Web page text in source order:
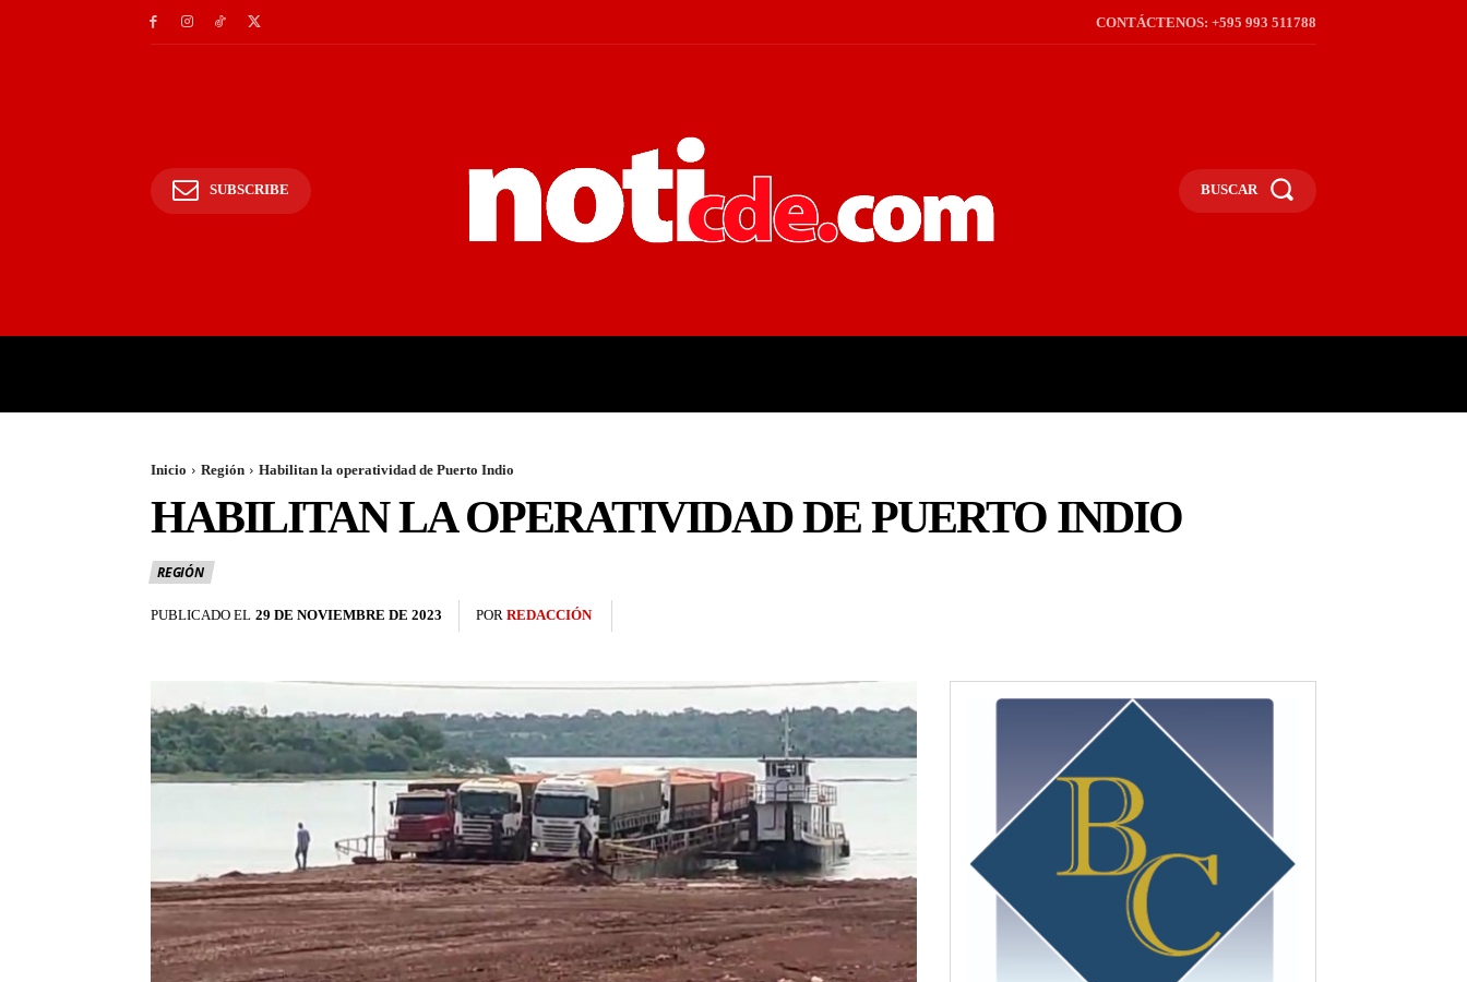
CONTÁCTENOS: +595 993 511788
SUBSCRIBE BUSCAR
Inicio Región Habilitan la operatividad de Puerto Indio
HABILITAN LA OPERATIVIDAD DE PUERTO INDIO
REGIÓN
PUBLICADO EL 29 DE NOVIEMBRE DE 2023 POR REDACCIÓN